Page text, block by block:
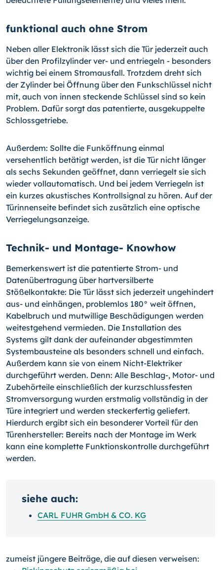
funktional auch ohne Strom
Neben aller Elektronik lässt sich die Tür jederzeit auch
über den Profilzylinder ver- und entriegeln - besonders
wichtig bei einem Stromausfall. Trotzdem dreht sich
der Zylinder bei Öffnung über den Funkschlüssel nicht
mit, auch von innen steckende Schlüssel sind so kein
Problem. Dafür sorgt das patentierte, ausgekuppelte
Schlossgetriebe.
Außerdem: Sollte die Funköffnung einmal
versehentlich betätigt werden, ist die Tür nicht länger
als sechs Sekunden geöffnet, dann verriegelt sie sich
wieder vollautomatisch. Und bei jedem Verriegeln ist
ein kurzes akustisches Kontrollsignal zu hören. Auf der
Türinnenseite befindet sich zusätzlich eine optische
Verriegelungsanzeige.
Technik- und Montage- Knowhow
Bemerkenswert ist die patentierte Strom- und
Datenübertragung über hartversilberte
Stößelkontakte: Die Tür lässt sich jederzeit ungehindert
aus- und einhängen, problemlos 180° weit öffnen,
Kabelbruch und mutwillige Beschädigungen werden
weitestgehend vermieden. Die Installation des
Systems gilt dank der aufeinander abgestimmten
Systembausteine als besonders schnell und einfach.
Außerdem kann sie von einem Nicht-Elektriker
durchgeführt werden. Denn: Alle Beschlag-, Motor- und
Zubehörteile einschließlich der kurzschlussfesten
Stromversorgung wurden erstmalig vollständig in der
Türe integriert und werden steckerfertig geliefert.
Hierdurch ergibt sich ein besonderer Vorteil für den
Türenhersteller: Bereits nach der Montage im Werk
kann eine komplette Funktionskontrolle durchgeführt
werden.
siehe auch:
CARL FUHR GmbH & CO. KG
zumeist jüngere Beiträge, die auf diesen verweisen: